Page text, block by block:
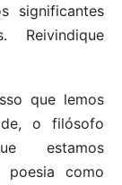
significantes
Reivindique
que lemos
o filósofo
estamos
poesia como